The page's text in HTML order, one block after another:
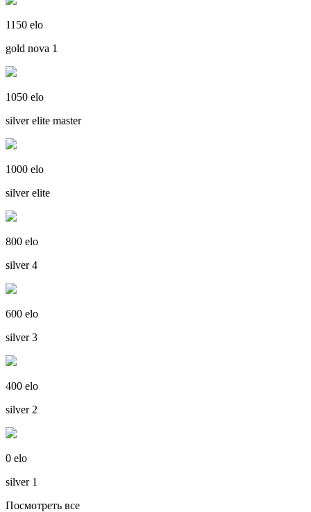
1150 elo
gold nova 1
1050 elo
silver elite master
1000 elo
silver elite
800 elo
silver 4
600 elo
silver 3
400 elo
silver 2
0 elo
silver 1
Посмотреть все